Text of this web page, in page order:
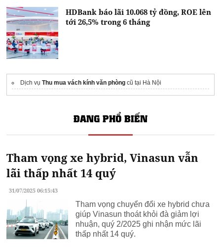
HDBank báo lãi 10.068 tỷ đồng, ROE lên
tới 26,5% trong 6 tháng
Dịch vụThu mua vách kính văn phòng cũ tại Hà Nội
ĐANG PHỔ BIẾN
Tham vọng xe hybrid, Vinasun vẫn
lãi thấp nhất 14 quý
31/07/2025 06:15:43
Tham vọng chuyển đổi xe hybrid chưa
giúp Vinasun thoát khỏi đà giảm lợi
nhuận, quý 2/2025 ghi nhận mức lãi
thấp nhất 14 quý.